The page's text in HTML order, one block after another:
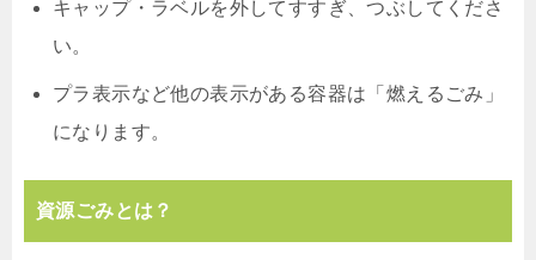
キャップ・ラベルを外してすすぎ、つぶしてくださ
い。
プラ表示など他の表示がある容器は「燃えるごみ」
になります。
資源ごみとは？